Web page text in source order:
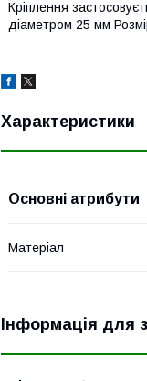
Кріплення
діаметром 25 мм
Характеристики
Основні атрибути
Матеріал
Інформація для